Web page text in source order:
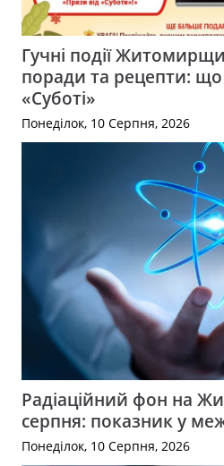
Гучні події
поради та рецепти: що
«Суботі»
Понеділок, 10 Серпня, 2026
Радіаційний фон на
серпня: показник у
Понеділок, 10 Серпня, 2026